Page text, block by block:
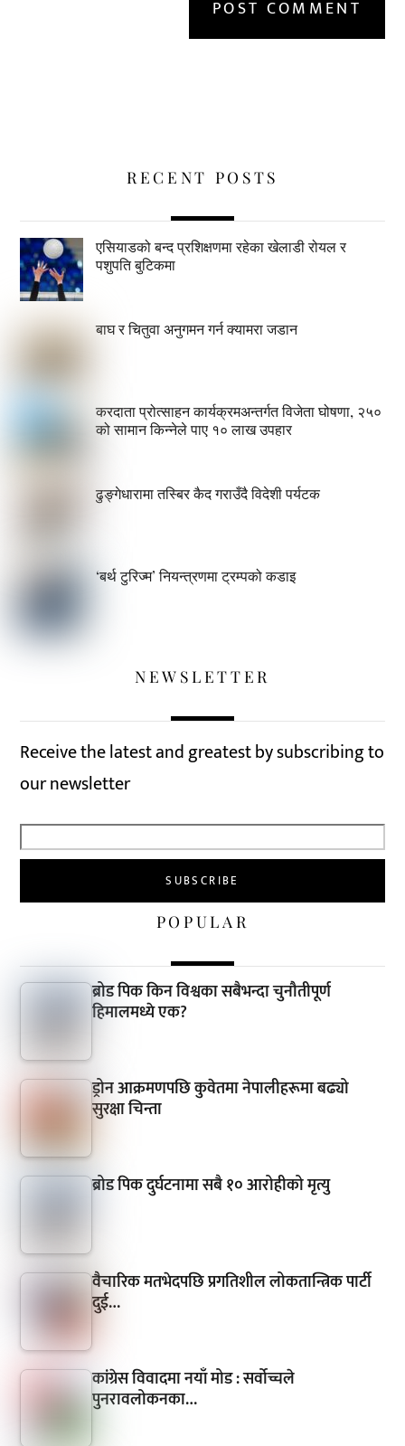
RECENT POSTS
एसियाडको बन्द प्रशिक्षणमा रहेका खेलाडी रोयल र
पशुपति बुटिकमा
बाघ र चितुवा अनुगमन गर्न क्यामरा जडान
करदाता प्रोत्साहन कार्यक्रमअन्तर्गत विजेता घोषणा, २५०
को सामान किन्नेले पाए १० लाख उपहार
ढुङ्गेधारामा तस्बिर कैद गराउँदै विदेशी पर्यटक
‘बर्थ टुरिज्म’ नियन्त्रणमा ट्रम्पको कडाइ
NEWSLETTER
Receive the latest and greatest by subscribing to
our newsletter
POPULAR
ब्रोड पिक किन विश्वका सबैभन्दा चुनौतीपूर्ण
हिमालमध्ये एक?
ड्रोन आक्रमणपछि कुवेतमा नेपालीहरूमा बढ्यो
सुरक्षा चिन्ता
ब्रोड पिक दुर्घटनामा सबै १० आरोहीको मृत्यु
वैचारिक मतभेदपछि प्रगतिशील लोकतान्त्रिक पार्टी
दुई…
कांग्रेस विवादमा नयाँ मोड : सर्वोच्चले
पुनरावलोकनका…